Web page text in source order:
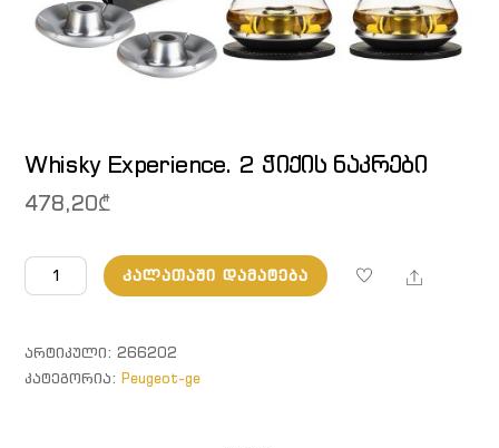
Whisky Experience. 2 ჭიქის ნაკრები
478,20₾
რაოდენობა:
Whisky
2
ჭიქის
ᲙᲐᲚᲐᲗᲐᲨᲘ ᲓᲐᲛᲐᲢᲔᲑᲐ Share
ᲐᲠᲢᲘᲙᲣᲚᲘ:266202
ᲙᲐᲢᲔᲒᲝᲠᲘᲐ:Peugeot-ge